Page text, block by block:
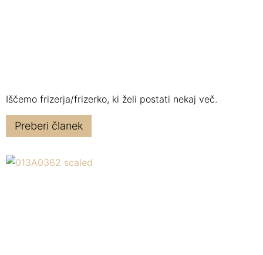
Iščemo frizerja/frizerko, ki želi postati nekaj več.
Preberi članek